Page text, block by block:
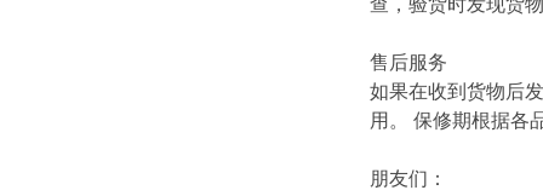
查，验货时发现货
售后服务
如果在收到货物后
用。 保修期根据各
朋友们：